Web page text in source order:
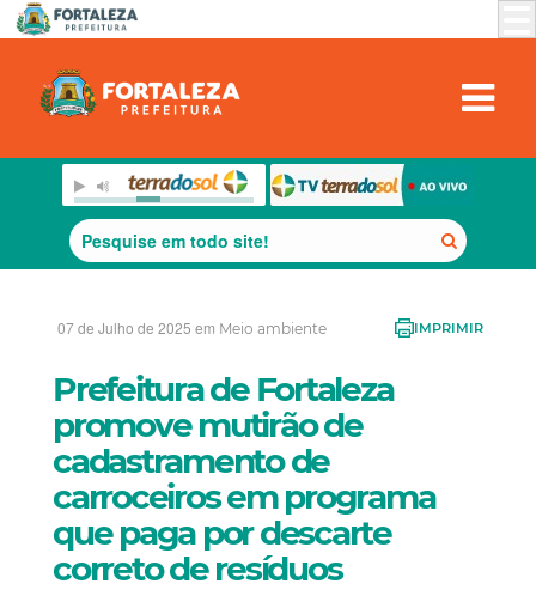
07 de Julho de 2025 em Meio ambiente IMPRIMIR
Prefeitura de Fortaleza
promove mutirão de
cadastramento de
carroceiros em programa
que paga por descarte
correto de resíduos